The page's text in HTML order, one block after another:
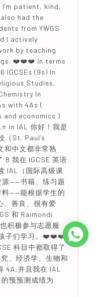
patient, kind,
also had the
from YWGS
I actively
by teaching
❤️❤️❤️ In terms
IGCSEs (9s) in
Studies,
In
with 4As (
and economics )
in IAL 你好！我是
（St. Paul’s
和中文都非常熟
8 我在 IGCSE 英语
IAL（国际高级课
源——书籍、练习题
料——能根据学生的
、善良、很有爱
和 Raimondi
积极参与志愿服
子们学习。❤️❤️❤️
科目中都取得了
、经济学、生物和
4A,并且我在 IAL
预预测成绩为